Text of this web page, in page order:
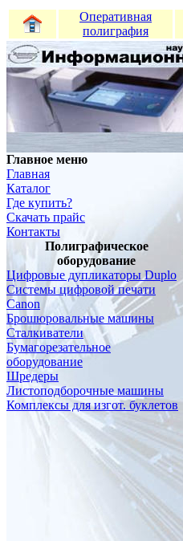
Оперативная
полиграфия
Главное меню
Главная
Каталог
Где купить?
Скачать прайс
Контакты
Полиграфическое
оборудование
Цифровые дупликаторы Duplo
Системы цифровой печати
Canon
Брошюровальные машины
Сталкиватели
Бумагорезательное
оборудование
Шредеры
Листоподборочные машины
Комплексы для изгот. буклетов